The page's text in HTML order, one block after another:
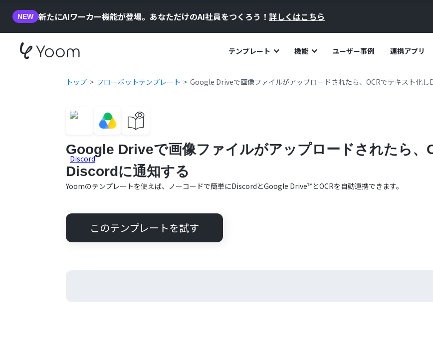
NEW 新たにAIワーカー機能が登場。あなただけのAI社員をつくろう！ 詳しくはこちら
テンプレート 機能 ユーザー事例 連携アプリ
トップ フローボットテンプレート Google Driveで画像ファイルがアップロードされたら、OCRでテキスト化し
Google Driveで画像ファイルがアップロードされたら、
Discordに通知する
Yoomのテンプレートを使えば、ノーコードで簡単にDiscordとGoogle Drive™とOCRを自動連携できます。
このテンプレートを試す